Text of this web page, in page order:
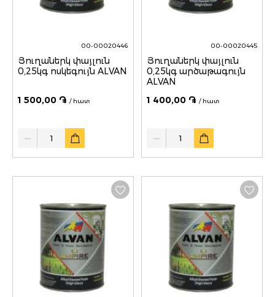
00-00020446
Յուղաներկ փայլուն
0,25կգ ոսկեգույն ALVAN
1 500,00 ֏ / հատ
00-00020445
Յուղաներկ փայլուն
0,25կգ արծաթագույն
ALVAN
1 400,00 ֏ / հատ